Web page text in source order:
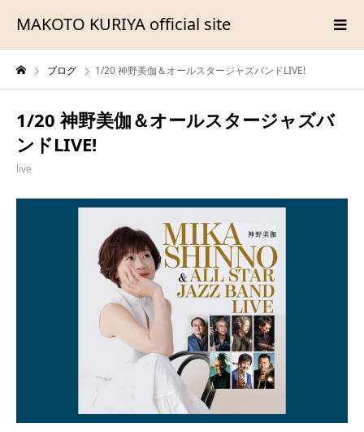
MAKOTO KURIYA official site
ブログ 1/20 神野美伽＆オールスタージャズバンドLIVE!
1/20 神野美伽＆オールスタージャズバ
ンドLIVE!
live